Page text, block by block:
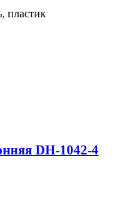
пластик
DH-1042-4